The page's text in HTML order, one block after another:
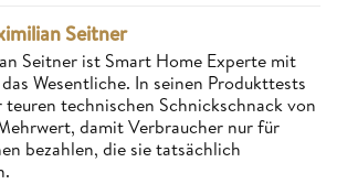
Seitner
Seitner ist Smart Home Experte mit
Wesentliche. In seinen Produkttests
technischen Schnickschnack von
damit Verbraucher nur für
bezahlen, die sie tatsächlich